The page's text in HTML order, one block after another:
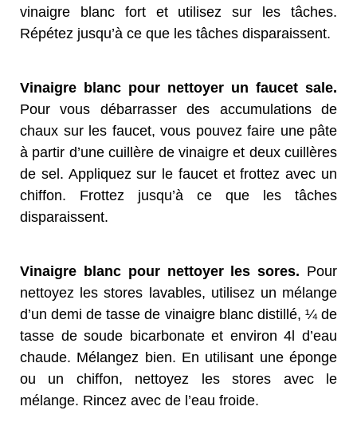
vinaigre blanc fort et utilisez sur les tâches.
Répétez jusqu’à ce que les tâches disparaissent.
Vinaigre blanc pour nettoyer un faucet sale.
Pour vous débarrasser des accumulations de
chaux sur les faucet, vous pouvez faire une pâte
à partir d’une cuillère de vinaigre et deux cuillères
de sel. Appliquez sur le faucet et frottez avec un
chiffon. Frottez jusqu’à ce que les tâches
disparaissent.
Vinaigre blanc pour nettoyer les sores. Pour
nettoyez les stores lavables, utilisez un mélange
d’un demi de tasse de vinaigre blanc distillé, ¼ de
tasse de soude bicarbonate et environ 4l d’eau
chaude. Mélangez bien. En utilisant une éponge
ou un chiffon, nettoyez les stores avec le
mélange. Rincez avec de l’eau froide.